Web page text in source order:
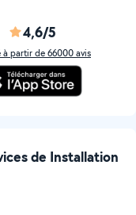
4,6/5
à partir de 66000 avis
de Installation